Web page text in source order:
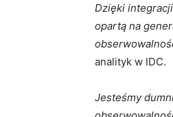
Dzięki
opartą na
analityk w IDC.
Jesteśmy